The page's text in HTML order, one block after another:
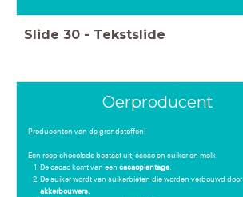
Slide 30 - Tekstslide
Oerproducent
Producenten van de grondstoffen!
Een reep chocolade bestaat uit; cacao en suiker en melk
De cacao komt van een cacaoplantage.
De suiker wordt van suikerbieten die worden verbouwd door
akkerbouwers.